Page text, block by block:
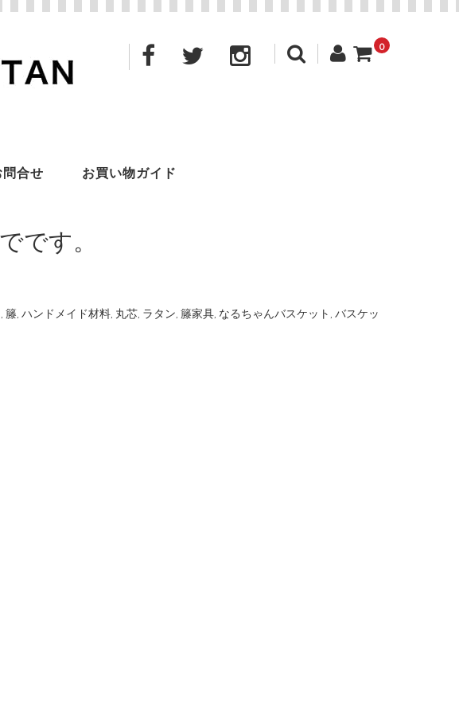
0
問合せ お買い物ガイド
です。
, 籐, ハンドメイド材料, 丸芯, ラタン, 籐家具, なるちゃんバスケット , バスケッ